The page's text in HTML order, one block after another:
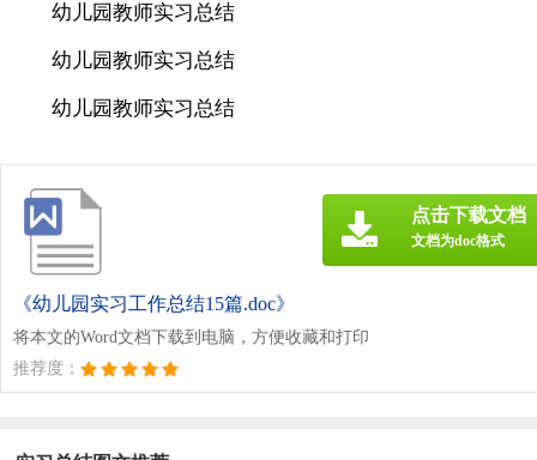
幼儿园教师实习总结
幼儿园教师实习总结
幼儿园教师实习总结
《幼儿园实习工作总结15篇.doc》
将本文的Word文档下载到电脑，方便收藏和打印
推荐度：
点击下载文档
文档为doc格式